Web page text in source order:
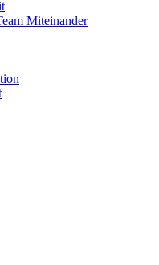
Miteinander